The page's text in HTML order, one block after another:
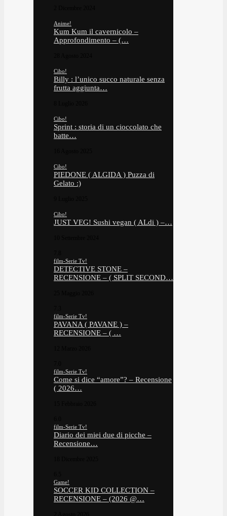
Anime!
Kum Kum il cavernicolo –
Approfondimento – (…
Cibo!
Billy : l’unico succo naturale senza
frutta aggiunta…
Cibo!
Sprint : storia di un cioccolato che
batte…
Cibo!
PIEDONE ( ALGIDA ) Puzza di
Gelato :)
Cibo!
JUST VEG! Sushi vegan ( ALdi ) –…
film-Serie Tv!
DETECTIVE STONE –
RECENSIONE – ( SPLIT SECOND…
film-Serie Tv!
PAVANA ( PAVANE ) –
RECENSIONE – ( …
film-Serie Tv!
Come si dice “amore”? – Recensione
( 2026…
film-Serie Tv!
Diario dei miei due di picche –
Recensione…
Game!
SOCCER KID COLLECTION –
RECENSIONE – (2026 @…